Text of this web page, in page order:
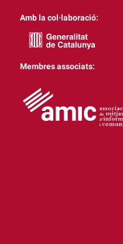
Amb la col·laboració:
Membres associats: